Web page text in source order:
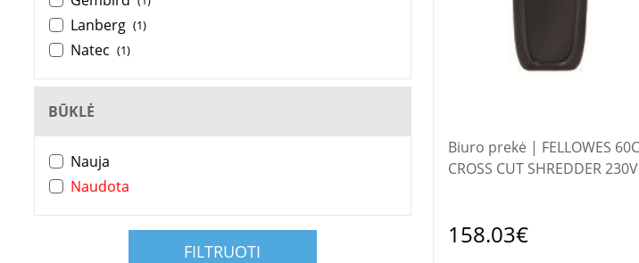
Lanberg (1)
Natec (1)
BŪKLĖ
Nauja
Naudota
FILTRUOTI
Biuro prekė | FELLOWES 60CS
CROSS CUT SHREDDER 230V
158.03€